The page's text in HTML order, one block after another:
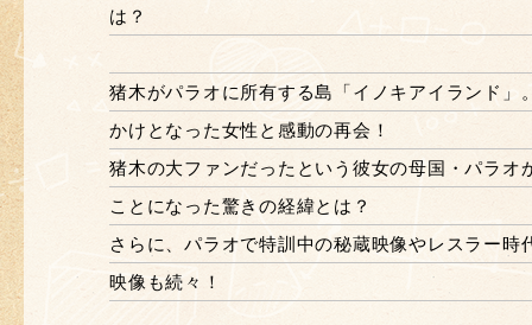
は？
猪木がパラオに所有する島「イノキアイランド」
かけとなった女性と感動の再会！
猪木の大ファンだったという彼女の母国・パラオ
ことになった驚きの経緯とは？
さらに、パラオで特訓中の秘蔵映像やレスラー時
映像も続々！